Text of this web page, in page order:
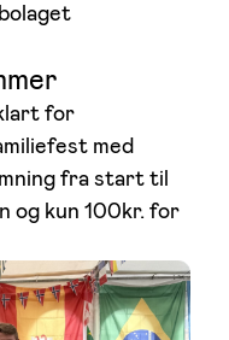
for
med
fra start til
og kun 100kr. for